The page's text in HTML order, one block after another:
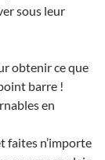
sous leur
obtenir ce que
barre !
en
faites n’importe